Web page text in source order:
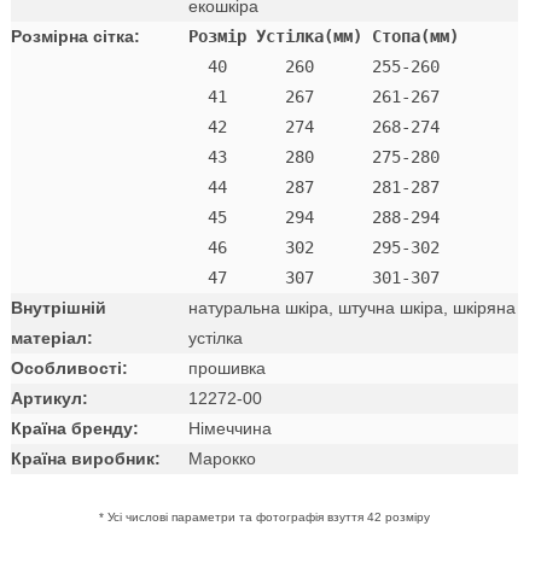
екошкіра
Розмірна сітка:
Розмір Устілка(мм) Стопа(мм)
  40      260      255-260
  41      267      261-267
  42      274      268-274
  43      280      275-280
  44      287      281-287
  45      294      288-294
  46      302      295-302
Внутрішній
матеріал:
натуральна шкіра, штучна шкіра, шкіряна
устілка
Особливості:
прошивка
Артикул:
12272-00
Країна бренду:
Німеччина
Країна виробник:
Марокко
* Усі числові параметри та фотографія взуття 42 розміру